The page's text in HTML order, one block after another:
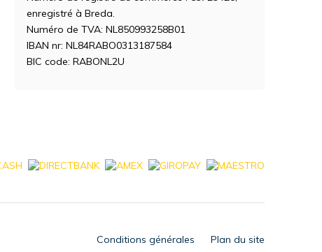
enregistré à Breda.
Numéro de TVA: NL850993258B01
IBAN nr: NL84RABO0313187584
BIC code: RABONL2U
Conditions générales Plan du site